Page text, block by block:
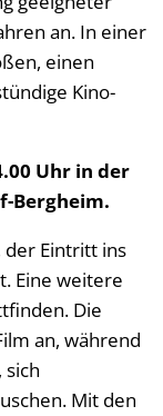
an. In einer
einen
Kino-
Uhr in der
Bergheim.
der Eintritt ins
Eine weitere
Die
an, während
sich
Mit den